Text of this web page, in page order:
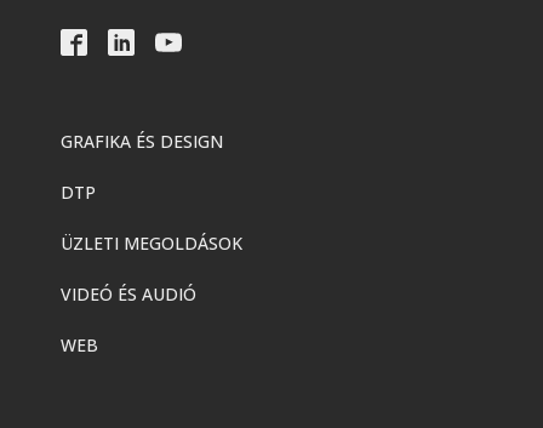
GRAFIKA ÉS DESIGN
DTP
ÜZLETI MEGOLDÁSOK
VIDEÓ ÉS AUDIÓ
WEB